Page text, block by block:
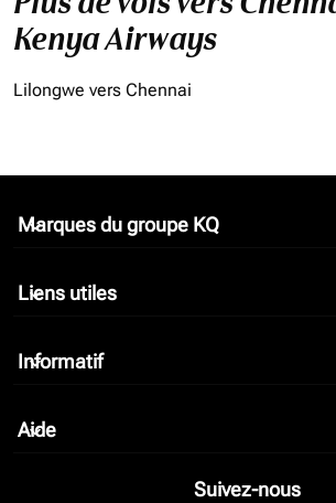
Kenya Airways
Lilongwe vers Chennai
Marques du groupe KQ
keyboard_arrow_down
Liens utiles
keyboard_arrow_down
Informatif
keyboard_arrow_down
Aide
keyboard_arrow_down
Suivez-nous